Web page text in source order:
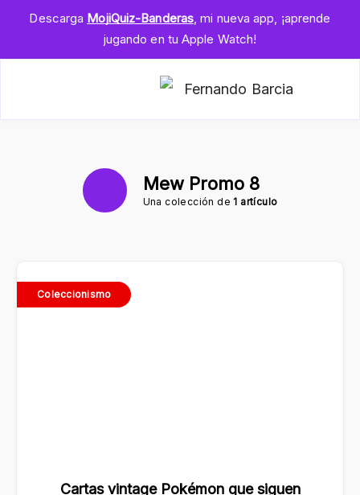
Descarga MojiQuiz-Banderas, mi nueva app, ¡aprende
jugando en tu Apple Watch!
Mew Promo 8
Una colección de1 artículo
Coleccionismo
Cartas vintage Pokémon que siguen